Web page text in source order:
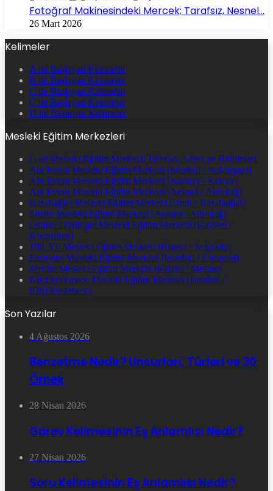
Fotoğraf Makinesindeki Mercek; Tarafsız, Nesnel…
26 Mart 2026
Kelimeler
A ile Başlayan Kelimeler
B ile Başlayan Kelimeler
C ile Başlayan Kelimeler
Ç ile Başlayan Kelimeler
D ile Başlayan Kelimeler
Mesleki Eğitim Merkezleri
Gazi Mesleki Eğitim Merkezi: Telefon, Adres ve Bölümleri
Ahi Evren Mesleki Eğitim Merkezi (İstanbul / Sultangazi)
Ahi Evran Mesleki Eğitim Merkezi (Karatay / Konya)
Ahi Evran Mesleki Eğitim Merkezi (Ankara / Altındağ)
Karabağlar Mesleki Eğitim Merkezi (İzmir / Karabağlar)
Siteler Mesleki Eğitim Merkezi (Ankara / Altındağ)
Osman Düşüngel Mesleki Eğitim Merkezi (Kayseri /
Kocasinan)
100. Yıl Mesleki Eğitim Merkezi (Konya / Selçuklu)
Esenyurt Mesleki Eğitim Merkezi (İstanbul / Esenyurt)
Meram Mesleki Eğitim Merkezi (Konya / Meram)
Küçükçekmece Mesleki Eğitim Merkezi (İstanbul /
Küçükçekmece)
Son Yazılar
4 Ağustos 2026
Benzetme Nedir? Unsurları, Türleri ve 30
Örnek
28 Nisan 2026
Görev Kelimesinin Eş Anlamlısı Nedir?
27 Nisan 2026
Soru Kelimesinin Eş Anlamlısı Nedir?